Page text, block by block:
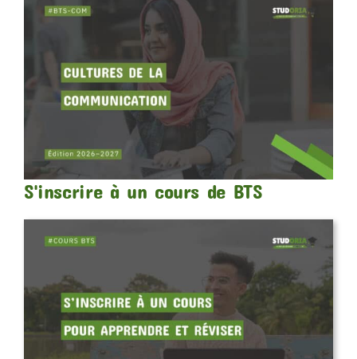
S'inscrire à un cours de BTS